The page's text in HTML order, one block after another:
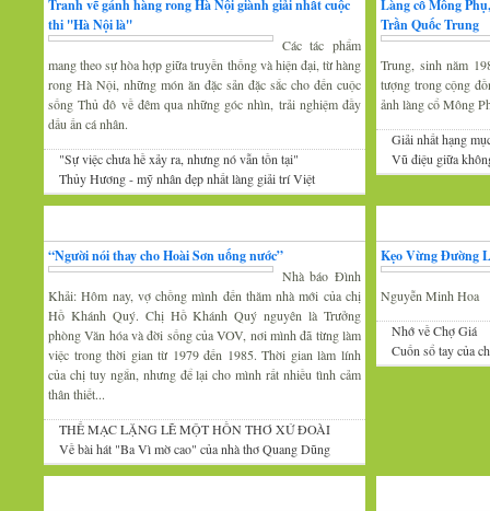
Tranh vẽ gánh hàng rong Hà Nội giành giải nhất cuộc
thi ''Hà Nội là''
Các tác phẩm
mang theo sự hòa hợp giữa truyền thống và hiện đại, từ hàng
rong Hà Nội, những món ăn đặc sản đặc sắc cho đến cuộc
sống Thủ đô về đêm qua những góc nhìn, trải nghiệm đầy
dấu ấn cá nhân.
"Sự việc chưa hề xảy ra, nhưng nó vẫn tồn tại"
Thủy Hương - mỹ nhân đẹp nhất làng giải trí Việt
Làng cổ Mông
Trần Quốc Trung
Trung, sinh năm
tượng trong cộng
ảnh làng cổ Mông
Giải nhất hạng
Vũ điệu giữa
“Người nói thay cho Hoài Sơn uống nước”
Nhà báo Đình
Khải: Hôm nay, vợ chồng mình đến thăm nhà mới của chị
Hồ Khánh Quý. Chị Hồ Khánh Quý nguyên là Trưởng
phòng Văn hóa và đời sống của VOV, nơi mình đã từng làm
việc trong thời gian từ 1979 đến 1985. Thời gian làm lính
của chị tuy ngắn, nhưng để lại cho mình rất nhiều tình cảm
thân thiết...
THẾ MẠC LẶNG LẼ MỘT HỒN THƠ XỨ ĐOÀI
Về bài hát "Ba Vì mờ cao" của nhà thơ Quang Dũng
Kẹo Vừng Đường
Nguyễn Minh Hoa
Nhớ về Chợ Giá
Cuốn sổ tay của